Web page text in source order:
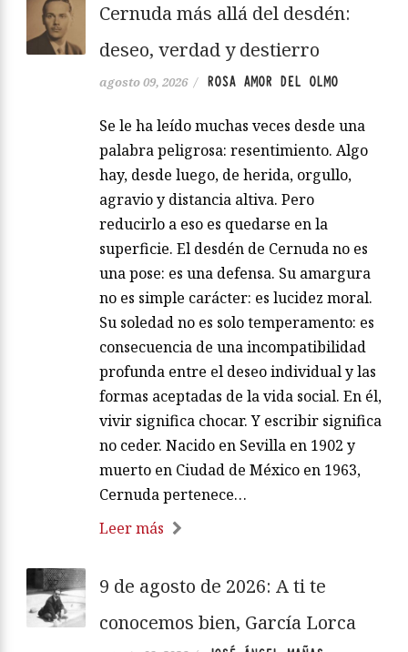
Cernuda más allá del desdén:
deseo, verdad y destierro
agosto 09, 2026 / ROSA AMOR DEL OLMO
Se le ha leído muchas veces desde una
palabra peligrosa: resentimiento. Algo
hay, desde luego, de herida, orgullo,
agravio y distancia altiva. Pero
reducirlo a eso es quedarse en la
superficie. El desdén de Cernuda no es
una pose: es una defensa. Su amargura
no es simple carácter: es lucidez moral.
Su soledad no es solo temperamento: es
consecuencia de una incompatibilidad
profunda entre el deseo individual y las
formas aceptadas de la vida social. En él,
vivir significa chocar. Y escribir significa
no ceder. Nacido en Sevilla en 1902 y
muerto en Ciudad de México en 1963,
Cernuda pertenece…
Leer más
9 de agosto de 2026: A ti te
conocemos bien, García Lorca